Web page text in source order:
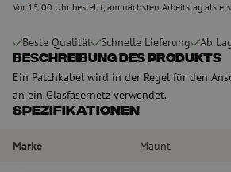
Vor 15:00 Uhr bestellt, am nächsten Arbeitstag als
Beste Qualität Schnelle Lieferung Ab
Beschreibung des Produkts
Ein Patchkabel wird in der Regel für den
an ein Glasfasernetz verwendet.
Spezifikationen
Marke Maunt